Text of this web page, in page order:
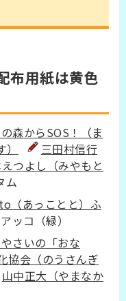
布用紙は黄色
森からSOS！（ま
三田村信行
つよし（みやもと
ム
（あっことと）ふ
ッコ（緑）
さいの「おな
協会（のうさんぎ
山中正大（やまなか